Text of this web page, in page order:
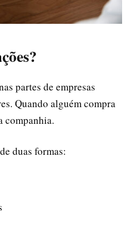
partes de empresas
Quando alguém compra
companhia.
duas formas: